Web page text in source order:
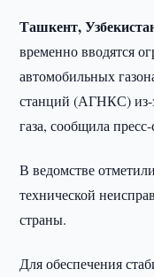
Ташкент,
временно вводятся
автомобильных
станций (АГНКС) из-
газа, сообщила
В ведомстве
технической
страны.
Для обеспечения